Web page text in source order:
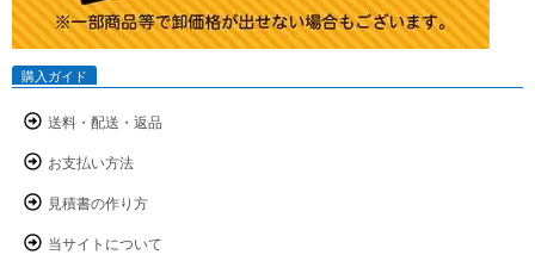
購入ガイド
送料・配送・返品
お支払い方法
見積書の作り方
当サイトについて